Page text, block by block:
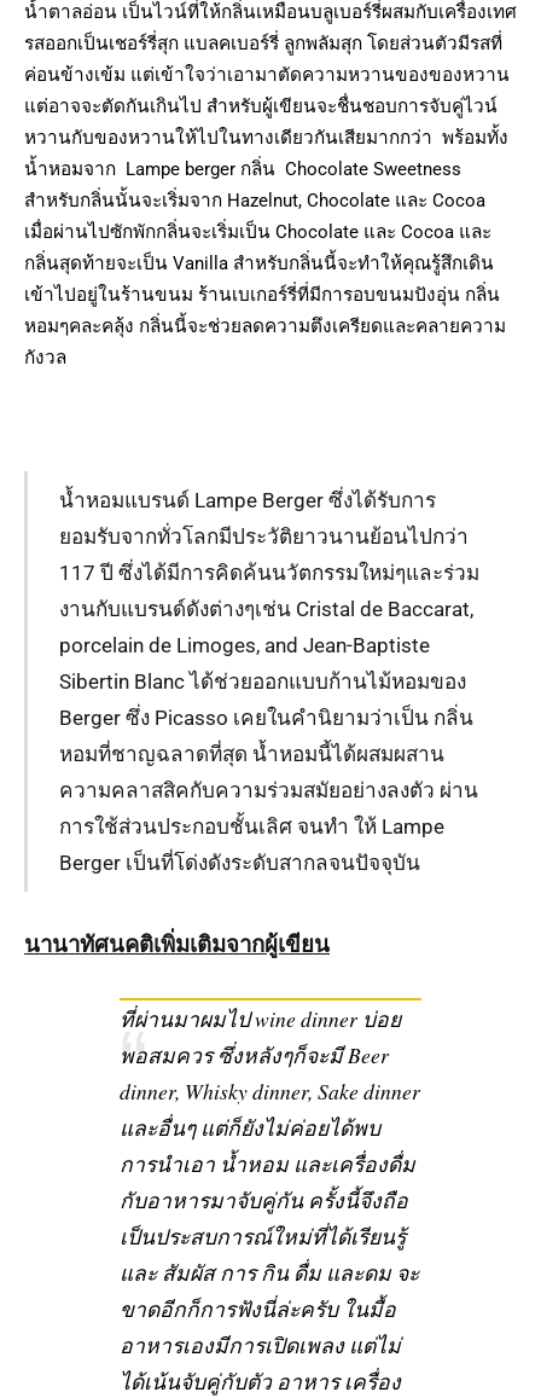
น้ำตาลอ่อน เป็นไวน์ที่ให้กลิ่นเหมือนบลูเบอร์รี่ผสมกับเครื่องเทศ
รสออกเป็นเชอร์รี่สุก แบลคเบอร์รี่ ลูกพลัมสุก โดยส่วนตัวมีรสที่
ค่อนข้างเข้ม แต่เข้าใจว่าเอามาตัดความหวานของของหวาน
แต่อาจจะตัดกันเกินไป สำหรับผู้เขียนจะชื่นชอบการจับคู่ไวน์
หวานกับของหวานให้ไปในทางเดียวกันเสียมากกว่า พร้อมทั้ง
น้ำหอมจาก Lampe berger กลิ่น Chocolate Sweetness
สำหรับกลิ่นนั้นจะเริ่มจาก Hazelnut, Chocolate และ Cocoa
เมื่อผ่านไปซักพักกลิ่นจะเริ่มเป็น Chocolate และ Cocoa และ
กลิ่นสุดท้ายจะเป็น Vanilla สำหรับกลิ่นนี้จะทำให้คุณรู้สึกเดิน
เข้าไปอยู่ในร้านขนม ร้านเบเกอร์รี่ที่มีการอบขนมปังอุ่น กลิ่น
หอมๆคละคลุ้ง กลิ่นนี้จะช่วยลดความตึงเครียดและคลายความ
กังวล
น้ำหอมแบรนด์ Lampe Berger ซึ่งได้รับการ
ยอมรับจากทั่วโลกมีประวัติยาวนานย้อนไปกว่า
117 ปี ซึ่งได้มีการคิดค้นนวัตกรรมใหม่ๆและร่วม
งานกับแบรนด์ดังต่างๆเช่น Cristal de Baccarat,
porcelain de Limoges, and Jean-Baptiste
Sibertin Blanc ได้ช่วยออกแบบก้านไม้หอมของ
Berger ซึ่ง Picasso เคยในคำนิยามว่าเป็น กลิ่น
หอมที่ชาญฉลาดที่สุด น้ำหอมนี้ได้ผสมผสาน
ความคลาสสิคกับความร่วมสมัยอย่างลงตัว ผ่าน
การใช้ส่วนประกอบชั้นเลิศ จนทำ ให้ Lampe
Berger เป็นที่โด่งดังระดับสากลจนปัจจุบัน
นานาทัศนคติเพิ่มเติมจากผู้เขียน
ที่ผ่านมาผมไป wine dinner บ่อย
พอสมควร ซึ่งหลังๆก็จะมี Beer
dinner, Whisky dinner, Sake dinner
และอื่นๆ แต่ก็ยังไม่ค่อยได้พบ
การนำเอา น้ำหอม และเครื่องดื่ม
กับอาหารมาจับคู่กัน ครั้งนี้จึงถือ
เป็นประสบการณ์ใหม่ที่ได้เรียนรู้
และ สัมผัส การ กิน ดื่ม และดม จะ
ขาดอีกก็การฟังนี่ล่ะครับ ในมื้อ
อาหารเองมีการเปิดเพลง แต่ไม่
ได้เน้นจับคู่กับตัว อาหาร เครื่อง